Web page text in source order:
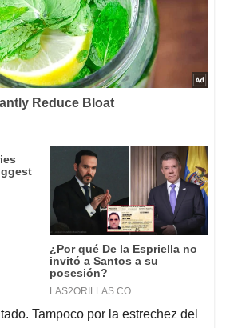
Tampoco por la estrechez del